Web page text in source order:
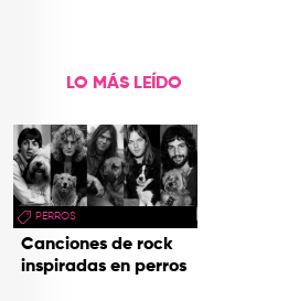
LO MÁS LEÍDO
PERROS
Canciones de rock
inspiradas en perros